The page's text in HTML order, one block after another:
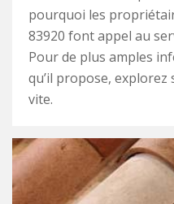
pourquoi les
83920 font appel au
Pour de plus amples
qu’il propose,
vite.